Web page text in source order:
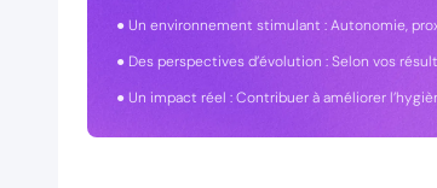
● Un environnement stimulant : Autonomie,
● Des perspectives d’évolution : Selon vos
● Un impact réel : Contribuer à améliorer